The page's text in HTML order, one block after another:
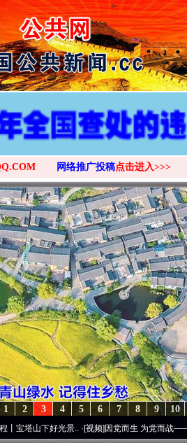
>
网络推广投稿点击进入>>>
10
9
8
7
6
5
4
3
2
1
好光景..·[视频]因党而生 为党而战——百年“纪”